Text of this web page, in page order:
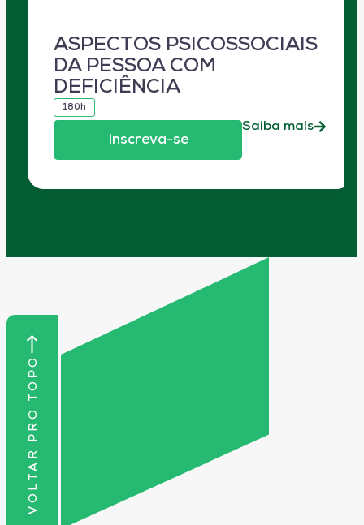
ASPECTOS PSICOSSOCIAIS
DA PESSOA COM
DEFICIÊNCIA
180h
Inscreva-se
Saiba mais
VOLTAR PRO TOPO